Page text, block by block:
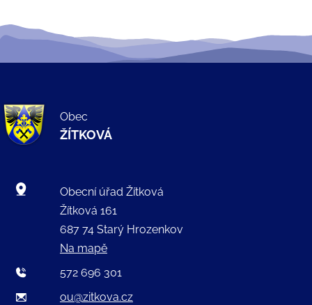
Obec
ŽÍTKOVÁ
Obecní úřad Žítková
Žítková 161
687 74 Starý Hrozenkov
Na mapě
572 696 301
ou@zitkova.cz